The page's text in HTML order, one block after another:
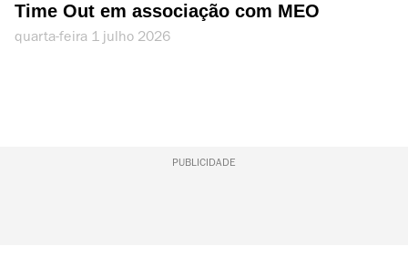
Time Out em associação com MEO
quarta-feira 1 julho 2026
PUBLICIDADE